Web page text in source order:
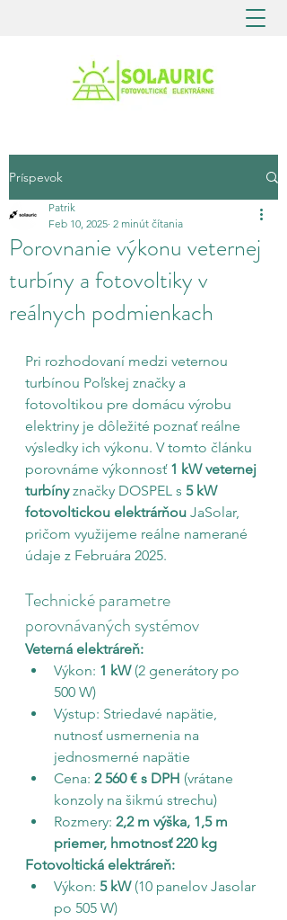
Príspevok
Porovnanie výkonu veternej
turbíny a fotovoltiky v
reálnych podmienkach
Patrik
Feb 10, 2025 2 minút čítania
Pri rozhodovaní medzi veternou
turbínou Poľskej značky a
fotovoltikou pre domácu výrobu
elektriny je dôležité poznať reálne
výsledky ich výkonu. V tomto článku
porovnáme výkonnosť 1 kW veternej
turbíny značky DOSPEL s 5 kW
fotovoltickou elektrárňou JaSolar,
pričom využijeme reálne namerané
údaje z Februára 2025.
Technické parametre
porovnávaných systémov
Veterná elektráreň:
Výkon: 1 kW (2 generátory po
500 W)
Výstup: Striedavé napätie,
nutnosť usmernenia na
jednosmerné napätie
Cena: 2 560 € s DPH (vrátane
konzoly na šikmú strechu)
Rozmery: 2,2 m výška, 1,5 m
priemer, hmotnosť 220 kg
Fotovoltická elektráreň:
Výkon: 5 kW (10 panelov Jasolar
po 505 W)